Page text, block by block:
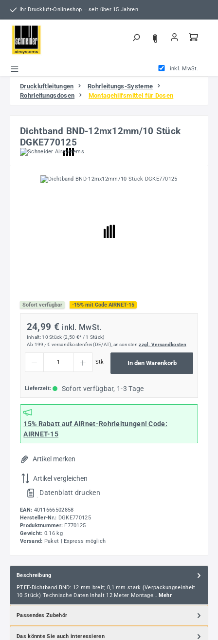
Zum Hauptinhalt springen
Ihr Druckluft-Onlineshop – seit über 15 Jahren
inkl. MwSt.
Druckluftleitungen
Rohrleitungs-Systeme
Rohrleitungsdosen
Montagehilfsmittel für Dosen
Dichtband BND-12mx12mm/10 Stück
DGKE770125
Bildergalerie überspringen
Sofort verfügbar -15% mit Code AIRNET-15
24,99 € inkl. MwSt.
Inhalt: 10 Stück (2,50 €* / 1 Stück)
Ab 199,- € versandkostenfrei (DE/AT), ansonstenzzgl. Versandkosten
Stk In den Warenkorb
Lieferzeit: Sofort verfügbar, 1-3 Tage
15% Rabatt auf AIRnet-Rohrleitungen! Code:
AIRNET-15
Artikel merken
Artikel vergleichen
. Datenblatt drucken
EAN: 4011666502858
Hersteller-Nr.: DGKE770125
Produktnummer: E770125
Gewicht: 0.16 kg
Versand: Paket | Express möglich
Beschreibung
PTFE-Dichtband BND: 12 mm breit; 0,1 mm stark (Verpackungseinheit
10 Stück) Technische Daten Inhalt 12 Meter Montage… Mehr
Passendes Zubehör
Das könnte Sie auch interessieren